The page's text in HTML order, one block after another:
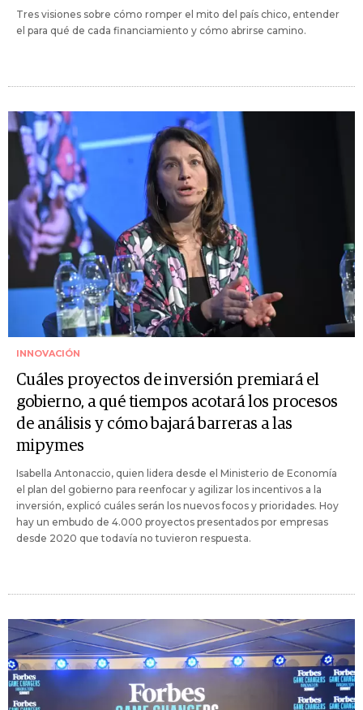
Tres visiones sobre cómo romper el mito del país chico, entender
el para qué de cada financiamiento y cómo abrirse camino.
INNOVACIÓN
Cuáles proyectos de inversión premiará el
gobierno, a qué tiempos acotará los procesos
de análisis y cómo bajará barreras a las
mipymes
Isabella Antonaccio, quien lidera desde el Ministerio de Economía
el plan del gobierno para reenfocar y agilizar los incentivos a la
inversión, explicó cuáles serán los nuevos focos y prioridades. Hoy
hay un embudo de 4.000 proyectos presentados por empresas
desde 2020 que todavía no tuvieron respuesta.